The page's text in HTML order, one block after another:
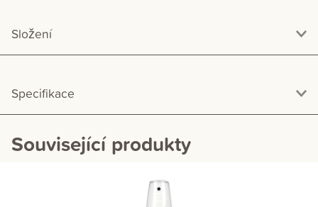
Složení
Specifikace
Související produkty